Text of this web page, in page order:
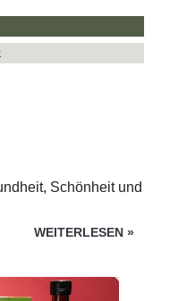
Schönheit und
WEITERLESEN »